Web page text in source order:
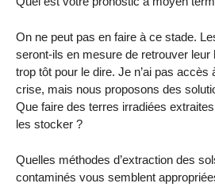
On ne peut pas en faire à ce stade.
seront-ils en mesure de retrouver leur
trop tôt pour le dire. Je n’ai pas accès
crise, mais nous proposons des
Que faire des terres irradiées
les stocker ?
Quelles méthodes d’extraction des
contaminés vous semblent